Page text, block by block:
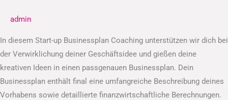
admin
In diesem Start-up Businessplan Coaching unterstützen wir dich bei
der Verwirklichung deiner Geschäftsidee und gießen deine
kreativen Ideen in einen passgenauen Businessplan. Dein
Businessplan enthält final eine umfangreiche Beschreibung deines
Vorhabens sowie detaillierte finanzwirtschaftliche Berechnungen.